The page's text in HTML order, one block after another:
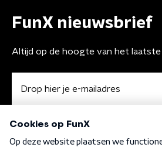
FunX nieuwsbrief
Altijd op de hoogte van het laatste